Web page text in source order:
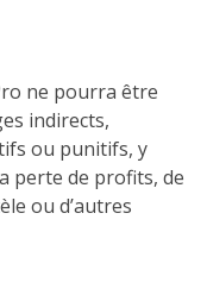
ne pourra être
indirects,
ou punitifs, y
perte de profits, de
ou d’autres